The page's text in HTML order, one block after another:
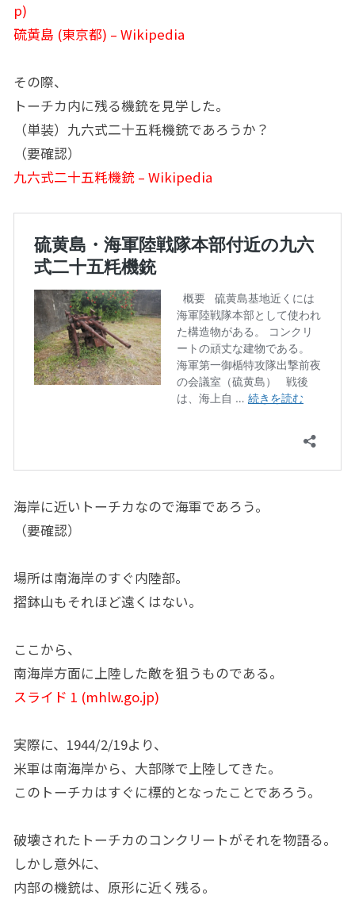
p)
硫黄島 (東京都) – Wikipedia
その際、
トーチカ内に残る機銃を見学した。
（単装）九六式二十五粍機銃であろうか？
（要確認）
九六式二十五粍機銃 – Wikipedia
海岸に近いトーチカなので海軍であろう。
（要確認）
場所は南海岸のすぐ内陸部。
摺鉢山もそれほど遠くはない。
ここから、
南海岸方面に上陸した敵を狙うものである。
スライド 1 (mhlw.go.jp)
実際に、1944/2/19より、
米軍は南海岸から、大部隊で上陸してきた。
このトーチカはすぐに標的となったことであろう。
破壊されたトーチカのコンクリートがそれを物語る。
しかし意外に、
内部の機銃は、原形に近く残る。